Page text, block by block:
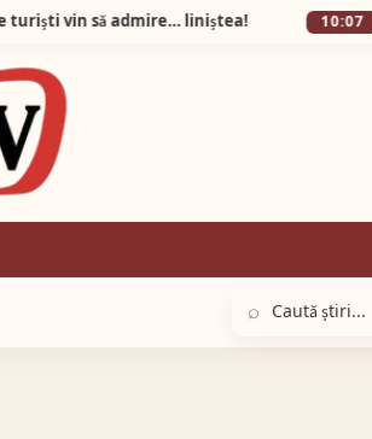
admire… liniștea! 10:07 ALBA
⌕